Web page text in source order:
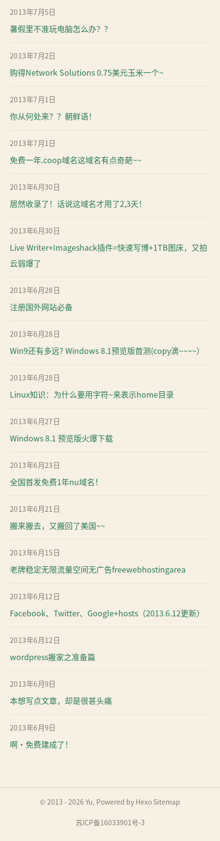
2013年7月5日
暑假里不准玩电脑怎么办？？
2013年7月2日
购得Network Solutions 0.75美元玉米一个~
2013年7月1日
你从何处来？？朝鲜语！
2013年7月1日
免费一年.coop域名这域名有点奇葩~~
2013年6月30日
居然收录了！话说这域名才用了2,3天！
2013年6月30日
Live Writer+Imageshack插件=快速写博+1TB图床，又拍
云弱爆了
2013年6月28日
注册国外网站必备
2013年6月28日
Win9还有多远? Windows 8.1预览版首测(copy滴~~~~）
2013年6月28日
Linux知识：为什么要用字符~来表示home目录
2013年6月27日
Windows 8.1 预览版火爆下载
2013年6月23日
全国首发免费1年nu域名！
2013年6月21日
搬来搬去，又搬回了美国~~
2013年6月15日
老牌稳定无限流量空间无广告freewebhostingarea
2013年6月12日
Facebook、Twitter、Google+hosts（2013.6.12更新）
2013年6月12日
wordpress搬家之准备篇
2013年6月9日
本想写点文章，却是很甚头痛
2013年6月9日
啊•免费建成了！
© 2013 - 2026 Yu, Powered by Hexo Sitemap
苏ICP备16033901号-3